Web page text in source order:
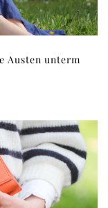
Austen unterm